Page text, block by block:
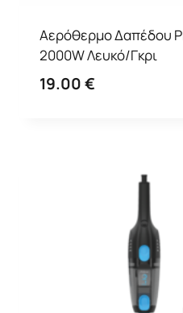
Αερόθερμο Δαπέδου
2000W Λευκό/Γκρι
19.00€